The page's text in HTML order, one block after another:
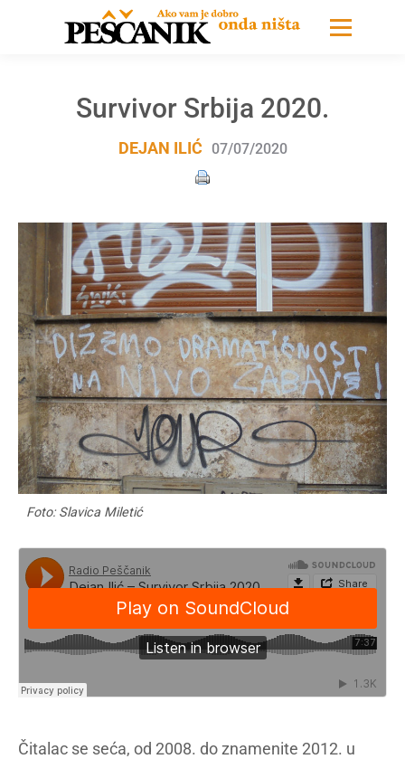
Survivor Srbija 2020.
DEJAN ILIĆ 07/07/2020
Foto: Slavica Miletić
Čitalac se seća, od 2008. do znamenite 2012. u